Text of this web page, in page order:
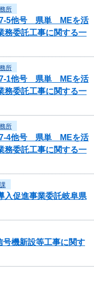
所
5他号 県単 MEを活
務委託工事に関する一
所
1他号 県単 MEを活
務委託工事に関する一
所
4他号 県単 MEを活
務委託工事に関する一
入促進事業委託岐阜県
号機新設等工事に関す